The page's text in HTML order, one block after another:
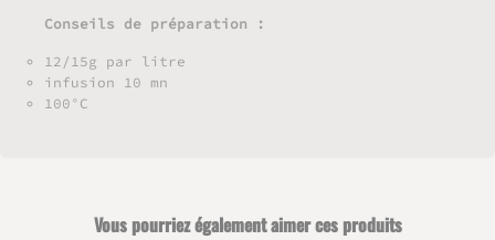
Conseils de préparation :
12/15g par litre
infusion 10 mn
100°C
Vous pourriez également aimer ces produits